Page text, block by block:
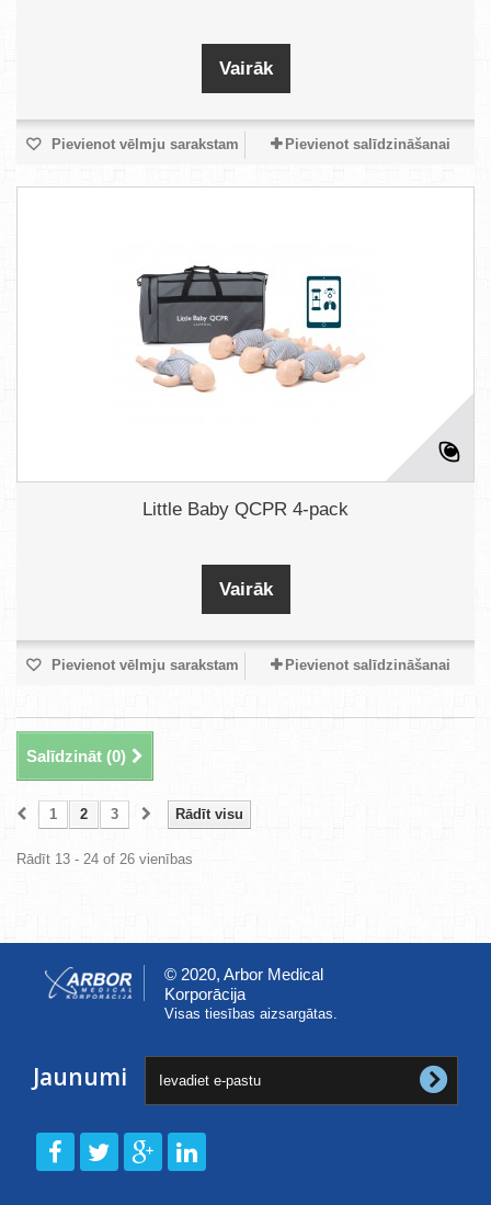
Vairāk
Pievienot vēlmju sarakstam Pievienot salīdzināšanai
Little Baby QCPR 4-pack
Vairāk
Pievienot vēlmju sarakstam Pievienot salīdzināšanai
Salīdzināt (0)
Rādīt visu
1 2 3
Rādīt 13 - 24 of 26 vienības
© 2020, Arbor Medical
Korporācija
Visas tiesības aizsargātas.
Jaunumi